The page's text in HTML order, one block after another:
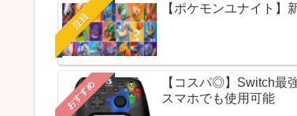
注目
【ポケモンユナイト】
おすすめ
【コスパ◎】Switch最
スマホでも使用可能